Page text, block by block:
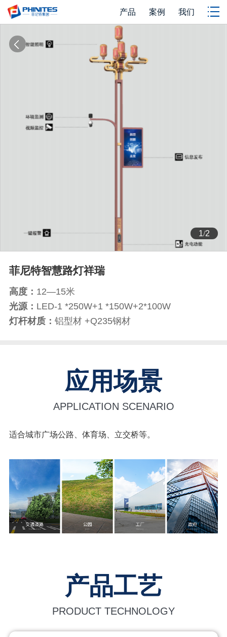
产品 案例 我们
1/2
菲尼特智慧路灯祥瑞
高度： 12—15米
光源： LED-1 *250W+1 *150W+2*100W
灯杆材质： 铝型材 +Q235钢材
应用场景
APPLICATION SCENARIO
适合城市广场公路、体育场、立交桥等。
产品工艺
PRODUCT TECHNOLOGY